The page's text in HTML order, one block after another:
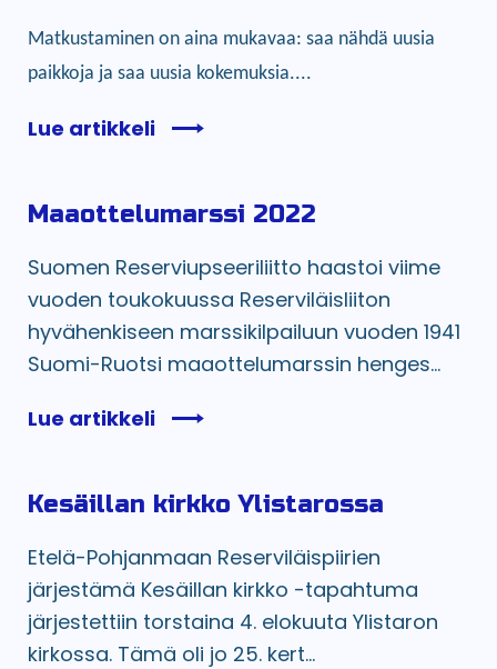
Matkustaminen on aina mukavaa: saa nähdä uusia
paikkoja ja saa uusia kokemuksia....
Lue artikkeli
Maaottelumarssi 2022
Suomen Reserviupseeriliitto haastoi viime
vuoden toukokuussa Reserviläisliiton
hyvähenkiseen marssikilpailuun vuoden 1941
Suomi-Ruotsi maaottelumarssin henges...
Lue artikkeli
Kesäillan kirkko Ylistarossa
Etelä-Pohjanmaan Reserviläispiirien
järjestämä Kesäillan kirkko -tapahtuma
järjestettiin torstaina 4. elokuuta Ylistaron
kirkossa. Tämä oli jo 25. kert...